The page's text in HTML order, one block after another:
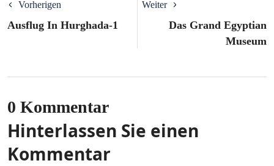
Vorherigen
Ausflug In Hurghada-1
Weiter
Das Grand Egyptian
Museum
0 Kommentar
Hinterlassen Sie einen
Kommentar